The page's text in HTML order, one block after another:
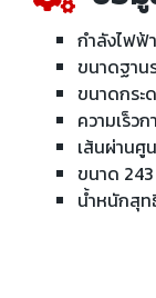
กำลังไฟฟ้
ขนาดฐาน
ขนาดกระ
ความเร็ว
เส้นผ่านศู
ขนาด
น้ำหนักสุท